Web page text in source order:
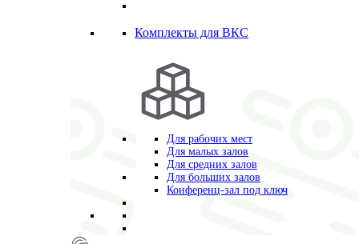
Комплекты для ВКС
Для рабочих мест
Для малых залов
Для средних залов
Для больших залов
Конференц-зал под ключ